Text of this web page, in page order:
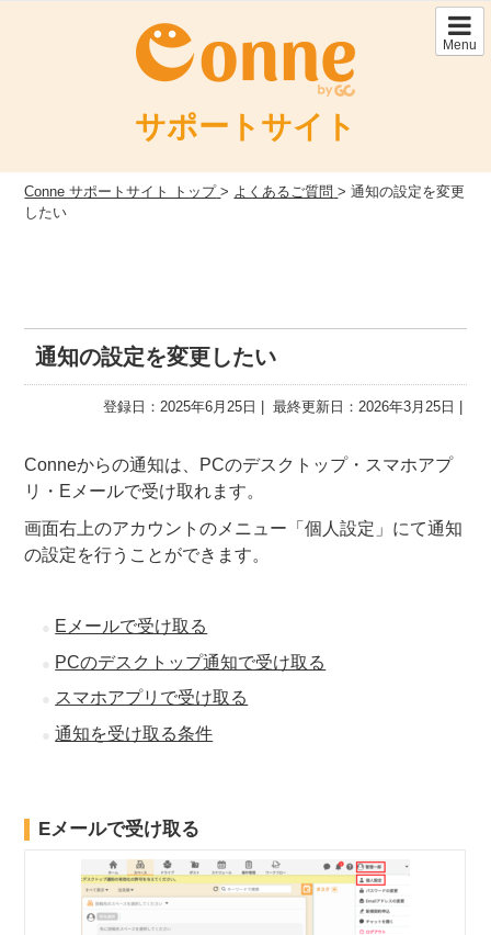
Menu
サポートサイト
Conne サポートサイト トップ > よくあるご質問 >通知の設定を変更
したい
通知の設定を変更したい
登録日：2025年6月25日 最終更新日：2026年3月25日
Conneからの通知は、PCのデスクトップ・スマホアプ
リ・Eメールで受け取れます。
画面右上のアカウントのメニュー「個人設定」にて通知
の設定を行うことができます。
Eメールで受け取る
PCのデスクトップ通知で受け取る
スマホアプリで受け取る
通知を受け取る条件
Eメールで受け取る